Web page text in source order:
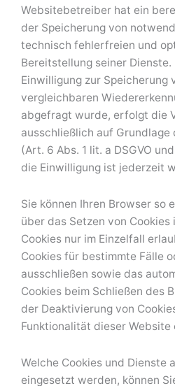
Websitebetreiber hat ein
der Speicherung von
technisch fehlerfreien und
Bereitstellung seiner Dienste.
Einwilligung zur Speicherung
vergleichbaren
abgefragt wurde, erfolgt die
ausschließlich auf Grundlage
(Art. 6 Abs. 1 lit. a DSGVO
die Einwilligung ist jederzeit
Sie können Ihren Browser so
über das Setzen von
Cookies nur im Einzelfall
Cookies für bestimmte Fälle
ausschließen sowie das
Cookies beim Schließen des
der Deaktivierung von
Funktionalität dieser Website
Welche Cookies und Dienste
eingesetzt werden, können